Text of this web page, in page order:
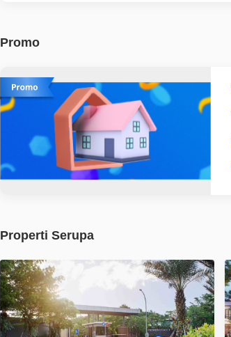
Promo
Properti Serupa